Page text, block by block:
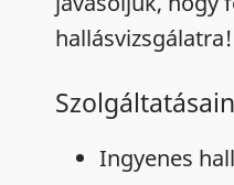
hallásvizsgálatra!
Ingyenes